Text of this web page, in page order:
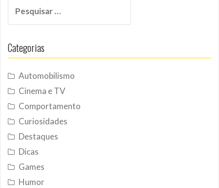
por:
Categorias
Automobilismo
Cinema e TV
Comportamento
Curiosidades
Destaques
Dicas
Games
Humor